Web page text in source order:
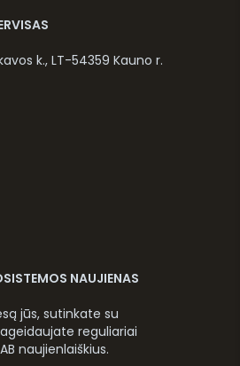
k., LT-54359 Kauno r.
NAUJIENAS
jūs, sutinkate su
reguliariai
naujienlaiškius.